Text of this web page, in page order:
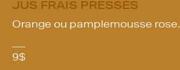
JUS FRAIS PRESSÉS
Orange ou pamplemousse rose.
9$